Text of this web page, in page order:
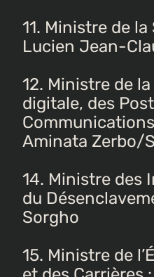
11. Ministre de
Lucien Jean-
12. Ministre de
digitale, des
Aminata Zerbo/
14. Ministre des
du
Sorgho
15. Ministre de